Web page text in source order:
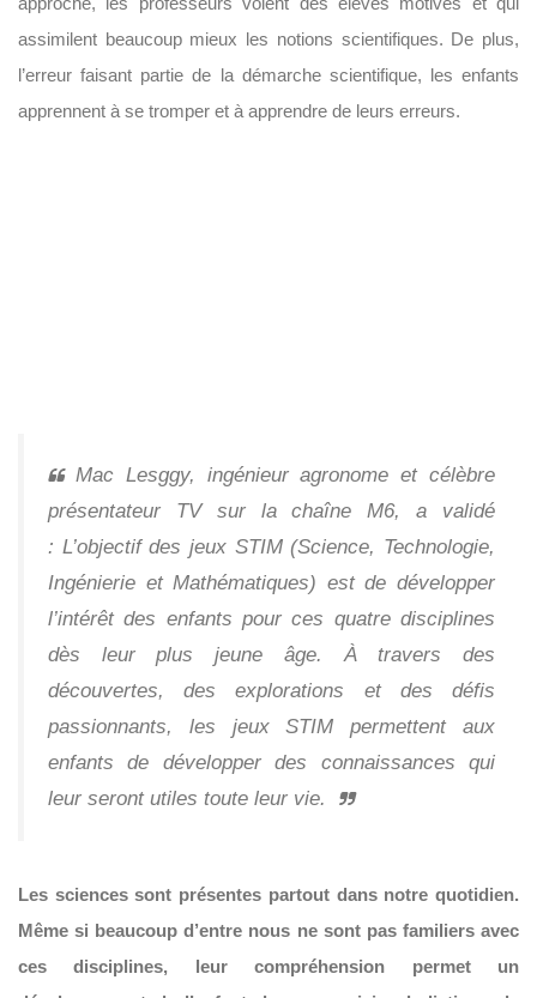
assimilent beaucoup mieux les notions scientifiques. De plus,
l’erreur faisant partie de la démarche scientifique, les enfants
apprennent à se tromper et à apprendre de leurs erreurs.
Mac Lesggy, ingénieur agronome et célèbre
présentateur TV sur la chaîne M6, a validé
: L’objectif des jeux STIM (Science, Technologie,
Ingénierie et Mathématiques) est de développer
l’intérêt des enfants pour ces quatre disciplines
dès leur plus jeune âge. À travers des
découvertes, des explorations et des défis
passionnants, les jeux STIM permettent aux
enfants de développer des connaissances qui
leur seront utiles toute leur vie.
Les sciences sont présentes partout dans notre quotidien.
Même si beaucoup d’entre nous ne sont pas familiers avec
ces disciplines, leur compréhension permet un